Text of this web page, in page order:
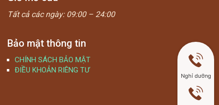
Tất cả các ngày: 09:00 – 24:00
Bảo mật thông tin
CHÍNH SÁCH BẢO MẬT
ĐIỀU KHOẢN RIÊNG TƯ
Nghỉ dưỡng